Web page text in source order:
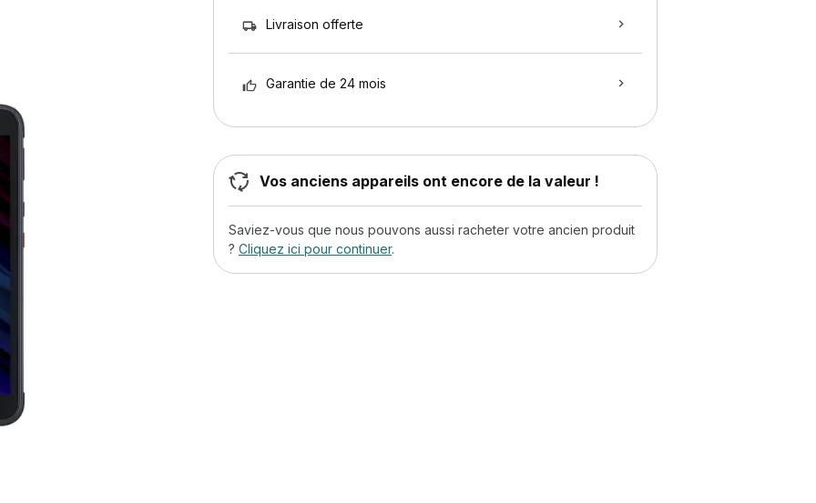
Livraison offerte
Garantie de 24 mois
Vos anciens appareils ont encore de la valeur !
Saviez-vous que nous pouvons aussi racheter votre ancien produit
? Cliquez ici pour continuer.